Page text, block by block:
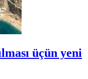
üçün yeni